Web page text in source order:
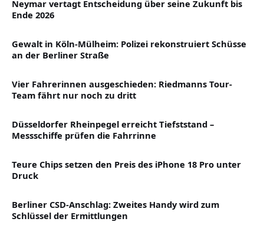
Neymar vertagt Entscheidung über seine Zukunft bis
Ende 2026
Gewalt in Köln-Mülheim: Polizei rekonstruiert Schüsse
an der Berliner Straße
Vier Fahrerinnen ausgeschieden: Riedmanns Tour-
Team fährt nur noch zu dritt
Düsseldorfer Rheinpegel erreicht Tiefststand –
Messschiffe prüfen die Fahrrinne
Teure Chips setzen den Preis des iPhone 18 Pro unter
Druck
Berliner CSD-Anschlag: Zweites Handy wird zum
Schlüssel der Ermittlungen